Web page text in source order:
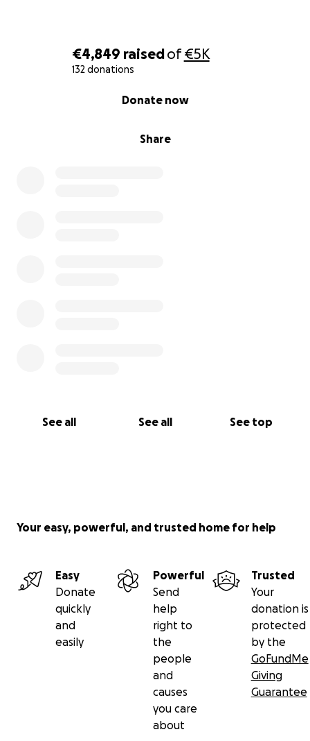
€4,849 raisedof€5K
132 donations
Share
Donate now
See all See all See top
Your easy, powerful, and trusted home for help
Easy
Donate
quickly
and
easily
Powerful
Send
help
right to
the
people
and
causes
you care
about
Trusted
Your
donation is
protected
by the
GoFundMe
Giving
Guarantee